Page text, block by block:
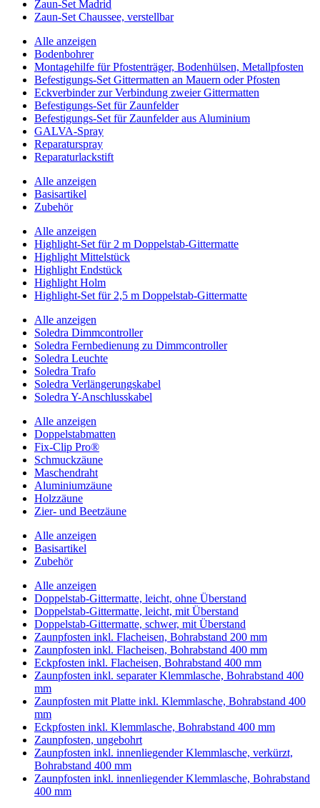
Zaun-Set Madrid
Zaun-Set Chaussee, verstellbar
Alle anzeigen
Bodenbohrer
Montagehilfe für Pfostenträger, Bodenhülsen, Metallpfosten
Befestigungs-Set Gittermatten an Mauern oder Pfosten
Eckverbinder zur Verbindung zweier Gittermatten
Befestigungs-Set für Zaunfelder
Befestigungs-Set für Zaunfelder aus Aluminium
GALVA-Spray
Reparaturspray
Reparaturlackstift
Alle anzeigen
Basisartikel
Zubehör
Alle anzeigen
Highlight-Set für 2 m Doppelstab-Gittermatte
Highlight Mittelstück
Highlight Endstück
Highlight Holm
Highlight-Set für 2,5 m Doppelstab-Gittermatte
Alle anzeigen
Soledra Dimmcontroller
Soledra Fernbedienung zu Dimmcontroller
Soledra Leuchte
Soledra Trafo
Soledra Verlängerungskabel
Soledra Y-Anschlusskabel
Alle anzeigen
Doppelstabmatten
Fix-Clip Pro®
Schmuckzäune
Maschendraht
Aluminiumzäune
Holzzäune
Zier- und Beetzäune
Alle anzeigen
Basisartikel
Zubehör
Alle anzeigen
Doppelstab-Gittermatte, leicht, ohne Überstand
Doppelstab-Gittermatte, leicht, mit Überstand
Doppelstab-Gittermatte, schwer, mit Überstand
Zaunpfosten inkl. Flacheisen, Bohrabstand 200 mm
Zaunpfosten inkl. Flacheisen, Bohrabstand 400 mm
Eckpfosten inkl. Flacheisen, Bohrabstand 400 mm
Zaunpfosten inkl. separater Klemmlasche, Bohrabstand 400
mm
Zaunpfosten mit Platte inkl. Klemmlasche, Bohrabstand 400
mm
Eckpfosten inkl. Klemmlasche, Bohrabstand 400 mm
Zaunpfosten, ungebohrt
Zaunpfosten inkl. innenliegender Klemmlasche, verkürzt,
Bohrabstand 400 mm
Zaunpfosten inkl. innenliegender Klemmlasche, Bohrabstand
400 mm